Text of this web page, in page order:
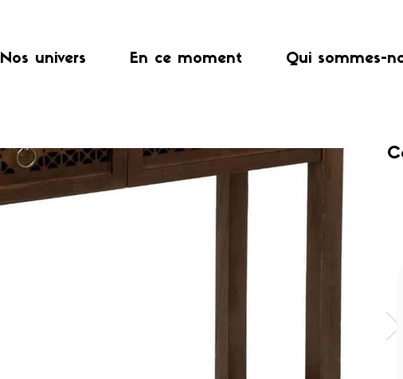
Nos univers En ce moment Qui sommes-